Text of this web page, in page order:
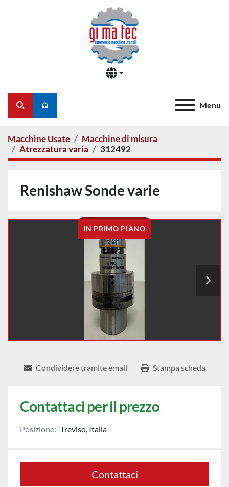
Menu
Cerca
Macchine Usate
Macchine di misura
Atrezzatura varia
312492
Renishaw Sonde varie
IN PRIMO PIANO
Condividere tramite email Stampa scheda
Contattaci per il prezzo
Posizione: Treviso, Italia
Contattaci